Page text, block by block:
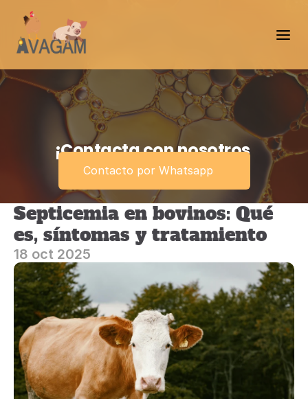
¡Contacta con nosotros
ahora!
Contacto por Whatsapp
Septicemia en bovinos: Qué
es, síntomas y tratamiento
18 oct 2025